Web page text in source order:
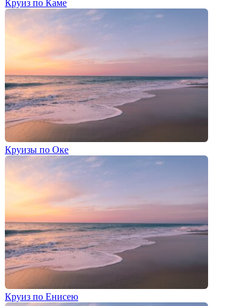
Круиз по Каме
Круизы по Оке
Круиз по Енисею